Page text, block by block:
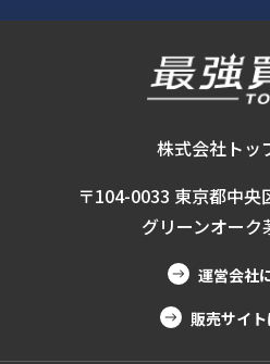
株式会社トッ
〒104-0033 東京都中央
グリーンオーク
運営会社
販売サイ